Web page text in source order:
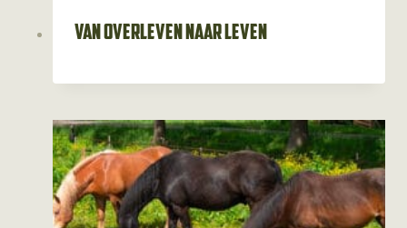
Van overleven naar leven